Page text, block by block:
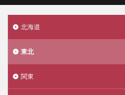
北海道
東北
関東